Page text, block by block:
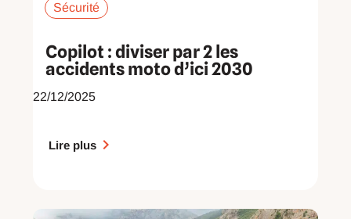
Sécurité
Copilot : diviser par 2 les
accidents moto d’ici 2030
22/12/2025
Lire plus